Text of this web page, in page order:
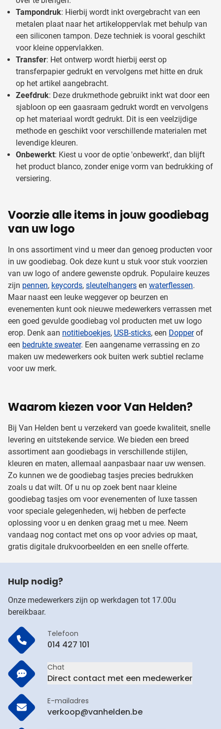
Tampondruk: Hierbij wordt inkt overgebracht van een
metalen plaat naar het artikeloppervlak met behulp van
een siliconen tampon. Deze techniek is vooral geschikt
voor kleine oppervlakken.
Transfer: Het ontwerp wordt hierbij eerst op
transferpapier gedrukt en vervolgens met hitte en druk
op het artikel aangebracht.
Zeefdruk: Deze drukmethode gebruikt inkt wat door een
sjabloon op een gaasraam gedrukt wordt en vervolgens
op het materiaal wordt gedrukt. Dit is een veelzijdige
methode en geschikt voor verschillende materialen met
levendige kleuren.
Onbewerkt: Kiest u voor de optie 'onbewerkt', dan blijft
het product blanco, zonder enige vorm van bedrukking of
versiering.
Voorzie alle items in jouw goodiebag
van uw logo
In ons assortiment vind u meer dan genoeg producten voor
in uw goodiebag. Ook deze kunt u stuk voor stuk voorzien
van uw logo of andere gewenste opdruk. Populaire keuzes
zijn pennen, keycords, sleutelhangers en waterflessen.
Maar naast een leuke weggever op beurzen en
evenementen kunt ook nieuwe medewerkers verrassen met
een goed gevulde goodiebag vol producten met uw logo
erop. Denk aan notitieboekjes, USB-sticks, een Dopperof
een bedrukte sweater. Een aangename verrassing en zo
maken uw medewerkers ook buiten werk subtiel reclame
voor uw merk.
Waarom kiezen voor Van Helden?
Bij Van Helden bent u verzekerd van goede kwaliteit, snelle
levering en uitstekende service. We bieden een breed
assortiment aan goodiebags in verschillende stijlen,
kleuren en maten, allemaal aanpasbaar naar uw wensen.
Zo kunnen we de goodiebag tasjes precies bedrukken
zoals u dat wilt. Of u nu op zoek bent naar kleine
goodiebag tasjes om voor evenementen of luxe tassen
voor speciale gelegenheden, wij hebben de perfecte
oplossing voor u en denken graag met u mee. Neem
vandaag nog contact met ons op voor advies op maat,
gratis digitale drukvoorbeelden en een snelle offerte.
Hulp nodig?
Onze medewerkers zijn op werkdagen tot 17.00u
bereikbaar.
Telefoon
014 427 101
Chat
Direct contact met een medewerker
E-mailadres
verkoop@vanhelden.be